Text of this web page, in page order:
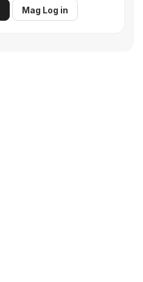
Mag Log in